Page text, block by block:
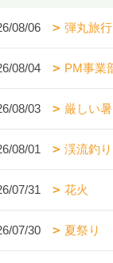
08/06 弾丸旅行
08/04 PM事業
08/03 厳しい
08/01 渓流釣り
07/31 花火
07/30 夏祭り